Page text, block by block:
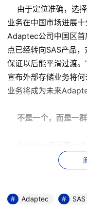
由于定位准确，选
业务在中国市场进展十
Adaptec公司中国区首
点已经转向SAS产品，
保证以后能平滑过渡
宣布外部存储业务将
业务将成为未来
不是一个，而是一群
过，Adaptec一出手
卡、内部存储和外部
作为一种新的存储接
Adaptec SAS